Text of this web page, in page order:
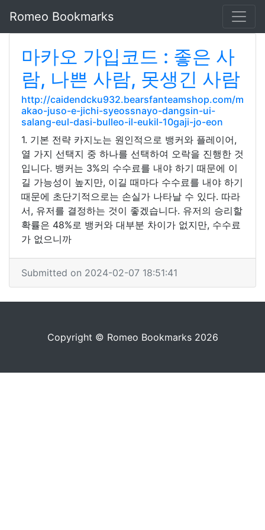
Romeo Bookmarks
마카오 가입코드 : 좋은 사
람, 나쁜 사람, 못생긴 사람
http://caidendcku932.bearsfanteamshop.com/m
akao-juso-e-jichi-syeossnayo-dangsin-ui-
salang-eul-dasi-bulleo-il-eukil-10gaji-jo-eon
1. 기본 전략 카지노는 원인적으로 뱅커와 플레이어,
열 가지 선택지 중 하나를 선택하여 오락을 진행한 것
입니다. 뱅커는 3%의 수수료를 내야 하기 때문에 이
길 가능성이 높지만, 이길 때마다 수수료를 내야 하기
때문에 초단기적으로는 손실가 나타날 수 있다. 따라
서, 유저를 결정하는 것이 좋겠습니다. 유저의 승리할
확률은 48%로 뱅커와 대부분 차이가 없지만, 수수료
가 없으니까
Submitted on 2024-02-07 18:51:41
Copyright © Romeo Bookmarks 2026